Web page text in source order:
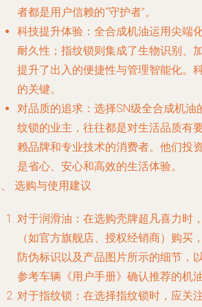
者都是用户信赖的“守护者”。
科技提升体验 ：全合成机油运用尖端
耐久性；指纹锁则集成了生物识别、
提升了出入的便捷性与管理智能化。
的关键。
对品质的追求 ：选择SN级全合成机
纹锁的业主，往往都是对生活品质有
赖品牌和专业技术的消费者。他们投
是省心、安心和高效的生活体验。
选购与使用建议
对于润滑油 ：在选购壳牌超凡喜力时
（如官方旗舰店、授权经销商）购买
防伪标识以及 产品图片所示的细节，
参考车辆《用户手册》确认推荐的机
对于指纹锁 ：在选择指纹锁时，应关